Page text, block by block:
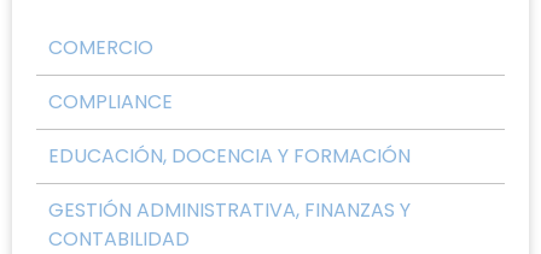
COMERCIO
COMPLIANCE
EDUCACIÓN, DOCENCIA Y FORMACIÓN
GESTIÓN ADMINISTRATIVA, FINANZAS Y
CONTABILIDAD